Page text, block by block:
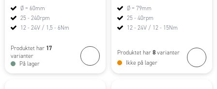
Ø = 60mm
25 - 240rpm
12 - 24V / 1,5 - 6Nm
Produktet har 17
varianter
På lager
Ø = 79mm
25 - 40rpm
12 - 24V / 12 - 15Nm
Produktet har 8 varianter
Ikke på lager